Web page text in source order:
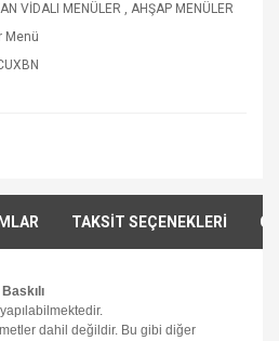
VİDALI MENÜLER ,AHŞAP MENÜLER
Menü
TAKSİT SEÇENEKLERİ
dahil değildir. Bu gibi diğer